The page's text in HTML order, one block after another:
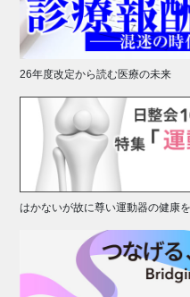
26年度改定から読む医療の未来
はかないが故に尊い運動器の健康